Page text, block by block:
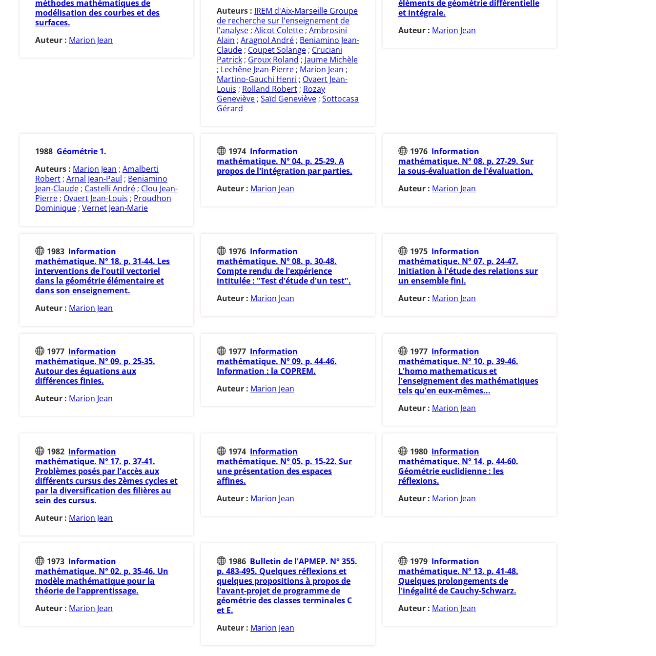
méthodes mathématiques de
modélisation des courbes et des
surfaces.
Auteur : Marion Jean
Auteurs : IREM d'Aix-Marseille Groupe
de recherche sur l'enseignement de
l'analyse ; Alicot Colette ; Ambrosini
Alain ; Aragnol André ; Beniamino Jean-
Claude ; Coupet Solange ; Cruciani
Patrick ; Groux Roland ; Jaume Michèle
; Lechêne Jean-Pierre ; Marion Jean ;
Martino-Gauchi Henri ; Ovaert Jean-
Louis ; Rolland Robert ; Rozay
Geneviève ; Saïd Geneviève ; Sottocasa
Gérard
éléments de géométrie différentielle
et intégrale.
Auteur : Marion Jean
1988 Géométrie 1.
Auteurs : Marion Jean ; Amalberti
Robert; Arnal Jean-Paul ; Beniamino
Jean-Claude; Castelli André; Clou Jean-
Pierre; Ovaert Jean-Louis ; Proudhon
Dominique; Vernet Jean-Marie
1974 Information
mathématique. N° 04. p. 25-29. A
propos de l'intégration par parties.
Auteur : Marion Jean
1976 Information
mathématique. N° 08. p. 27-29. Sur
la sous-évaluation de l'évaluation.
Auteur : Marion Jean
1983 Information
mathématique. N° 18. p. 31-44. Les
interventions de l'outil vectoriel
dans la géométrie élémentaire et
dans son enseignement.
Auteur : Marion Jean
1976 Information
mathématique. N° 08. p. 30-48.
Compte rendu de l'expérience
intitulée : "Test d'étude d'un test".
Auteur : Marion Jean
1975 Information
mathématique. N° 07. p. 24-47.
Initiation à l'étude des relations sur
un ensemble fini.
Auteur : Marion Jean
1977 Information
mathématique. N° 09. p. 25-35.
Autour des équations aux
différences finies.
Auteur : Marion Jean
1977 Information
mathématique. N° 09. p. 44-46.
Information : la COPREM.
Auteur : Marion Jean
1977 Information
mathématique. N° 10. p. 39-46.
L'homo mathematicus et
l'enseignement des mathématiques
tels qu'en eux-mêmes...
Auteur : Marion Jean
1982 Information
mathématique. N° 17. p. 37-41.
Problèmes posés par l'accès aux
différents cursus des 2èmes cycles et
par la diversification des filières au
sein des cursus.
Auteur : Marion Jean
1974 Information
mathématique. N° 05. p. 15-22. Sur
une présentation des espaces
affines.
Auteur : Marion Jean
1980 Information
mathématique. N° 14. p. 44-60.
Géométrie euclidienne : les
réflexions.
Auteur : Marion Jean
1973 Information
mathématique. N° 02. p. 35-46. Un
modèle mathématique pour la
théorie de l'apprentissage.
Auteur : Marion Jean
1986 Bulletin de l'APMEP. N° 355.
p. 483-495. Quelques réflexions et
quelques propositions à propos de
l'avant-projet de programme de
géométrie des classes terminales C
et E.
Auteur : Marion Jean
1979 Information
mathématique. N° 13. p. 41-48.
Quelques prolongements de
l'inégalité de Cauchy-Schwarz.
Auteur : Marion Jean